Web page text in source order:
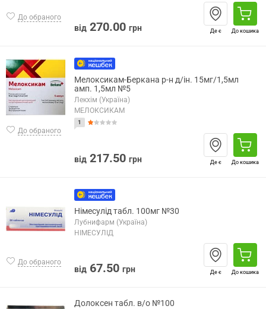
До обраного
від 270.00 грн Де є До кошика
До обраного
Мелоксикам-Беркана р-н д/ін. 15мг/1,5мл
амп. 1,5мл №5
Лекхім (Україна)
МЕЛОКСИКАМ
1
від 217.50 грн Де є До кошика
До обраного
Німесулід табл. 100мг №30
Лубнифарм (Україна)
НІМЕСУЛІД
від 67.50 грн Де є До кошика
Долоксен табл. в/о №100